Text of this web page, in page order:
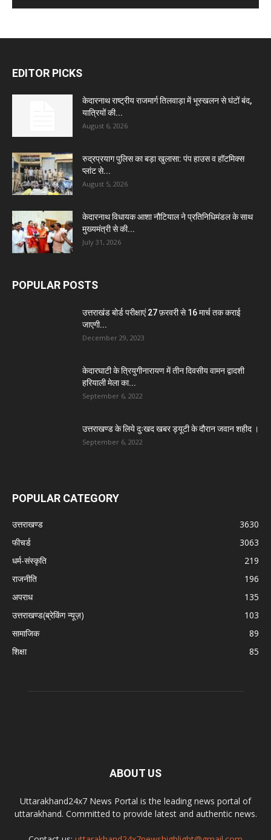
EDITOR PICKS
केदारनाथ राष्ट्रीय राजमार्ग तिलवाड़ा में भूस्खलन से घंटों बंद,
यात्रियों की...
August 6, 2026
रुद्रप्रयाग पुलिस का बड़ा खुलासा: पंप हाउस व हॉटमिक्स
प्लांट से...
August 5, 2026
केदारनाथ विधायक आशा नौटियाल ने प्रतिनिधिमंडल के साथ
मुख्यमंत्री से की...
July 31, 2026
POPULAR POSTS
उत्तराखंड बोर्ड परीक्षाएं 27 फ़रवरी से 16 मार्च तक कराई
जाएगी...
December 29, 2023
केदारघाटी के त्रियुगीनारायण में तीन दिवसीय वामन द्वादशी
हरियाली मेला का...
September 6, 2022
उत्तराखण्ड के लिये दुःखद खबर ड्यूटी के दौरान जवान शहीद ।
September 6, 2022
POPULAR CATEGORY
उत्तराखण्ड
3630
फीचर्ड
3063
धर्म-संस्कृति
219
राजनीति
196
अपराध
135
उत्तराखण्ड(ब्रेकिंग न्यूज़)
103
सामाजिक
89
शिक्षा
85
ABOUT US
Uttarakhand24x7 News Portal is the leading news portal of
uttarakhand. Committed to provide latest and authentic news.